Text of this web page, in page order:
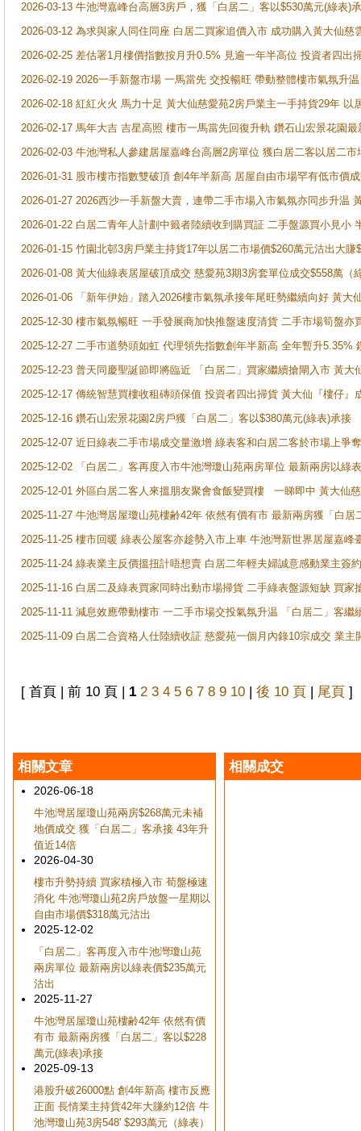
2026-03-13 牛池灣嘉峰台高層3房戶，獲「白居二」客以$530萬元(綠表)
2026-03-12 為求與家人同住同座 白居二買家追價入市 成功購入黃大仙
2026-02-25 差估署1月樓價指數按月升0.5% 見逾一年半高位 投資者四
2026-02-19 2026一手新盤市場 一馬當先 交投暢旺 帶動整體樓市氣氛升
2026-02-18 紅紅火火 馬力十足 黃大仙慈愛苑2房戶業主一手持貨29年 以
2026-02-17 馬年大吉 吉星高照 樓市一馬當先回復升軌 鑽石山宏景花園
2026-02-03 牛池灣私人參建居屋嘉峰台高層2房單位 獲白居二客以居二市
2026-01-31 股市樓市指數雙破頂 創4年半新高 居屋自由市場罕有低市價
2026-01-27 2026西沙一手新盤大賣，連帶二手市場入市氣氛亦同步升温
2026-01-22 白居二青年人計劃中籤者陸續收到購買証 二手盤源買小見小
2026-01-15 竹園北邨3房戶業主持貨17年以居二市場價$260萬元沽出大賺
2026-01-08 黃大仙綠表居屋破頂成交 慈愛苑3期3房套單位成交$558萬（
2026-01-06 「新年伊始」踏入2026樓市氣氛承接年尾旺勢繼續向好 黃
2025-12-30 樓市氣氛暢旺 一手發展商加快推盤速度清貨 二手市場筍盤
2025-12-27 二手市道勢頭如虹 代理領先指數創年半新高 全年暫升5.35%
2025-12-23 普天同慶聖誕節即將臨近 「白居二」買家繼續搶閘入市 黃
2025-12-17 傳統智慧買樓收租磚頭保值 投資者四出掃貨 黃大仙『樓仔
2025-12-16 鑽石山宏景花園2房戶獲「白居二」客以$380萬元(綠表)承接
2025-12-07 近日綠表二手市場成交量激增 綠表客和白居二客於市場上
2025-12-02 「白居二」客再度入市牛池灣瓊山苑兩房單位 最新兩房以綠
2025-12-01 外區白居二客人來搵朋友聚會食飯變買樓 一睇即中 黃大仙
2025-11-27 牛池灣居屋瓊山苑樓齢42年 依然有價有市 最新兩房獲「白居
2025-11-25 樓市回暖 綠表公屋客亦趁勢入市上車 牛池灣新世界居屋嘉峰
2025-11-24 綠表業主反價搵扭計唔想賣 白居二年輕夫婦誠意感動業主簽
2025-11-16 白居二及綠表買家同時出動市場掃貨 二手綠表盤源短缺 買
2025-11-11 減息效應帶動樓市 一二手市場交投氣氛升温 「白居二」客
2025-11-09 白居二合資格人仕陸續收証 慈愛苑一個月內錄10宗成交 業
[ 首頁 | 前 10 頁 | 1 2 3 4 5 6 7 8 9 10 | 後 10 頁 | 尾頁 ]
相關文章
2026-06-18
牛池灣居屋瓊山苑兩房$268萬元未補
地價成交 獲「白居二」客承接 43年升
值近14倍
2026-04-30
樓市升勢持續 買家積極入市 荀盤極速
消化 牛池灣瓊山苑2房戶放盤一星期以
自由市場價$318萬元沽出
2025-12-02
「白居二」客再度入市牛池灣瓊山苑
兩房單位 最新兩房以綠表價$235萬元
沽出
2025-11-27
牛池灣居屋瓊山苑樓齢42年 依然有價
有市 最新兩房獲「白居二」客以$228
萬元(綠表)承接
2025-09-13
港股升破26000點 創4年新高 樓市反應
正面 長情業主持貨42年大賺約12倍 牛
池灣瓊山苑3房548' $293萬元（綠表）
相關成交